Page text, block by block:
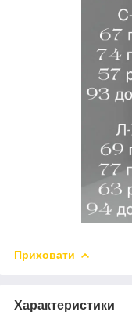
Приховати
Характеристики